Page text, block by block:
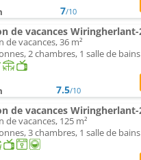
7/10
de vacances, 36 m²
2 chambres, 1 salle de bains
7.5/10
de vacances, 125 m²
3 chambres, 1 salle de bains